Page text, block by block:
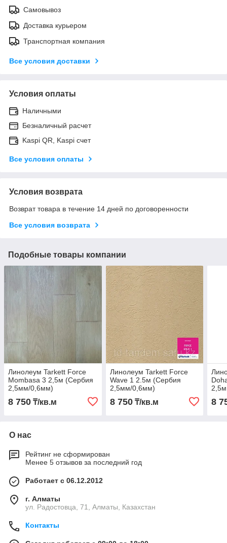
Самовывоз
Доставка курьером
Транспортная компания
Все условия доставки
Условия оплаты
Наличными
Безналичный расчет
Kaspi QR, Kaspi счет
Все условия оплаты
Условия возврата
Возврат товара в течение 14 дней по договоренности
Все условия возврата
Подобные товары компании
Линолеум Tarkett Force
Mombasa 3 2,5м (Сербия
2,5мм/0,6мм)
8 750 ₸/кв.м
Линолеум Tarkett Force
Wave 1 2.5м (Сербия
2,5мм/0,6мм)
8 750₸/кв.м 8
О нас
Рейтинг не сформирован
Менее 5 отзывов за последний год
Работает с 06.12.2012
г. Алматы
ул. Радостовца, 71, Алматы, Казахстан
Контакты